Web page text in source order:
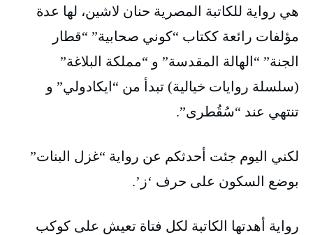
هي رواية للكاتبة المصرية حنان لاشين، لها عدة
مؤلفات رائعة ككتاب “كوني صحابية” “قطار
الجنة” “الهالة المقدسة” و “مملكة البلاغة”
(سلسلة روايات خيالية) تبدأ من “ايكادولي” و
تنتهي عند “سُقُطرى”.
لكني اليوم جئت أحدثكم عن رواية “غزل البنات”
بوضع السكون على حرف ‘ز’.
رواية أهدتها الكاتبة لكل فتاة تعيش على كوكب